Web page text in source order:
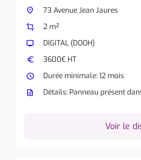
place
73 Avenue Jean Jaures
crop
2 m²
tv
DIGITAL (DOOH)
euro
3600€ HT
watch_later
Durée minimale: 12 mois
description
Détails: Panneau présent
Voir le